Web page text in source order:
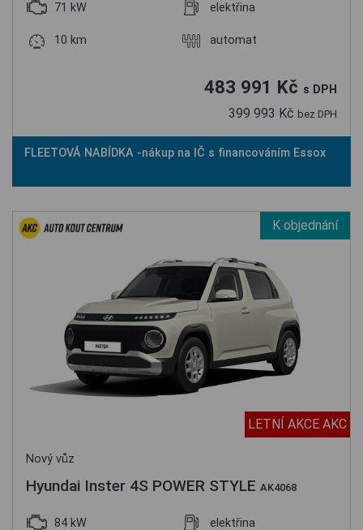
71 kW elektřina
10 km automat
483 991 Kč s DPH
399 993 Kč bez DPH
FLEETOVÁ NABÍDKA -nákup na IČ s financováním Essox
K objednání
LETNÍ AKCE AKC
Nový vůz
Hyundai Inster 4S POWER STYLE AK4068
84 kW elektřina